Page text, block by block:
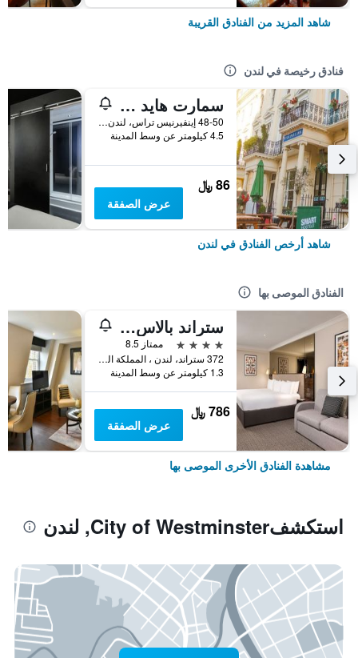
شاهد المزيد من الفنادق القريبة
فنادق رخيصة في لندن
سمارت هايد بارك إن هوستل
48-50 إينفيرنيس تراس، لندن ، المملكة المتحدة, لندن, المملكة المتحدة
4.5 كيلومتر عن وسط المدينة
86 ﷼
عرض الصفقة
شاهد أرخص الفنادق في لندن
الفنادق الموصى بها
ستراند بالاس هوتل
4 نجوم
ممتاز 8.5
372 ستراند، لندن ، المملكة المتحدة, لندن, المملكة المتحدة
1.3 كيلومتر عن وسط المدينة
786 ﷼
عرض الصفقة
مشاهدة الفنادق الأخرى الموصى بها
استكشفCity of Westminster, لندن